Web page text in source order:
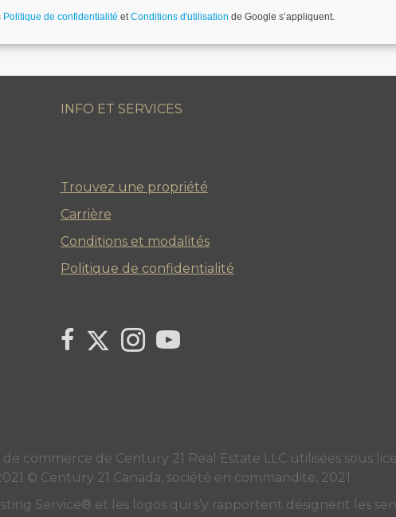
Politique de confidentialité etConditions d'utilisation de Google s’appliquent.
INFO ET SERVICES
Trouvez une propriété
Carrière
Conditions et modalités
Politique de confidentialité
link to Century 21 Canada's facebook page
Link to Century 21 Canada's Twitter page
Link to Century 21 Canada's Instagram page
link to Century 21 Canada's YouTube
commerce de Century 21 Real Estate LLC utilisées sous
© Century 21 Canada, société en commandite, 2021
Service® et les logos qui s’y rapportent désignent les